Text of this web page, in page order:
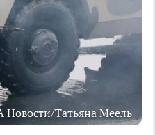
Татьяна Меель